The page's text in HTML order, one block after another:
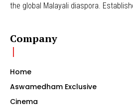
the global Malayali diaspora.
Company
Home
Aswamedham Exclusive
Cinema